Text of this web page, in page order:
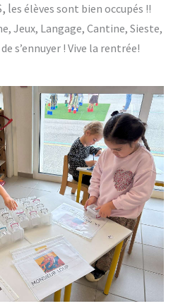
les élèves sont bien occupés !!
Jeux, Langage, Cantine, Sieste,
s’ennuyer ! Vive la rentrée!